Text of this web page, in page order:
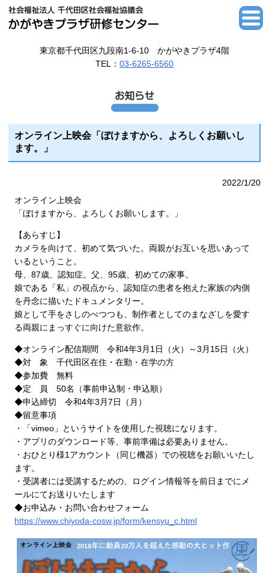
東京都千代田区九段南1-6-10 かがやきプラザ4階
TEL： 03-6265-6560
オンライン上映会「ぼけますから、よろしくお願いし
ます。」
2022/1/20
オンライン上映会
「ぼけますから、よろしくお願いします。」
【あらすじ】
カメラを向けて、初めて気づいた。両親がお互いを思いあって
いるということ。
母、87歳、認知症。父、95歳、初めての家事。
娘である「私」の視点から、認知症の患者を抱えた家族の内側
を丹念に描いたドキュメンタリー。
娘として手をさしのべつつも、制作者としてのまなざしを愛す
る両親にまっすぐに向けた意欲作。
◆オンライン配信期間 令和4年3月1日（火）～3月15日（火）
◆対 象 千代田区在住・在勤・在学の方
◆参加費 無料
◆定 員 50名（事前申込制・申込順）
◆申込締切 令和4年3月7日（月）
◆留意事項
・「vimeo」というサイトを使用した視聴になります。
・アプリのダウンロード等、事前準備は必要ありません。
・おひとり様1アカウント（同じ機器）での視聴をお願いいたし
ます。
・受講者には受講するための、ログイン情報等を前日までにメ
ールにてお送りいたします
◆お申込み・お問い合わせフォーム
https://www.chiyoda-cosw.jp/form/kensyu_c.html